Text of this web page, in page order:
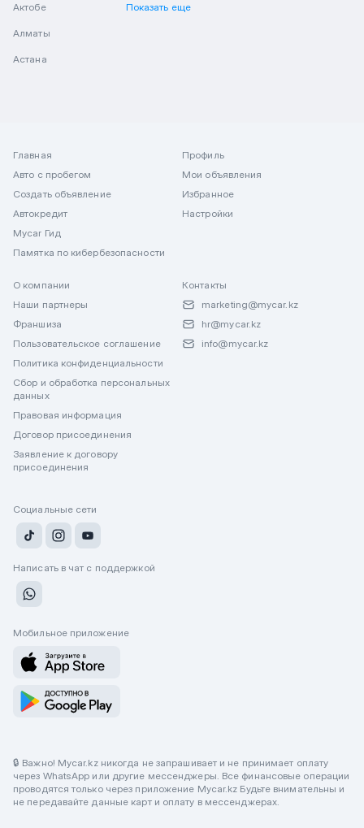
Актобе
Алматы
Астана
Показать еще
Главная
Авто с пробегом
Создать объявление
Автокредит
Mycar Гид
Памятка по кибербезопасности
Профиль
Мои объявления
Избранное
Настройки
О компании
Наши партнеры
Франшиза
Пользовательское соглашение
Политика конфиденциальности
Сбор и обработка персональных
данных
Правовая информация
Договор присоединения
Заявление к договору
присоединения
Контакты
marketing@mycar.kz
hr@mycar.kz
info@mycar.kz
Социальные сети
Написать в чат с поддержкой
Мобильное приложение
🔒 Важно! Mycar.kz никогда не запрашивает и не принимает оплату
через WhatsApp или другие мессенджеры. Все финансовые операции
проводятся только через приложение Mycar.kz Будьте внимательны и
не передавайте данные карт и оплату в мессенджерах.